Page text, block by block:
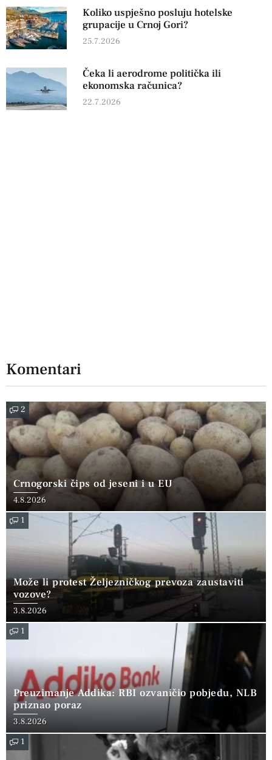
Koliko uspješno posluju hotelske
grupacije u Crnoj Gori?
25.7.2026
Čeka li aerodrome politička ili
ekonomska računica?
22.7.2026
Komentari
2
Crnogorski čips od jeseni i u EU
4.8.2026
1
Može li protest Željezničkog prevoza zaustaviti
vozove?
3.8.2026
1
Preuzimanje Addika: RBI ozvaničio pobjedu, NLB
priznao poraz
3.8.2026
1